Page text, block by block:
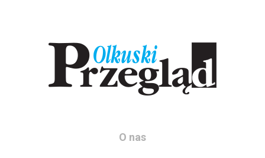
O nas